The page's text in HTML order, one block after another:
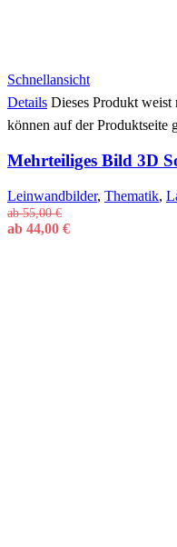
Schnellansicht
Details Dieses Produkt weist
können auf der Produktseite
Mehrteiliges Bild 3D
Leinwandbilder, Thematik,
ab55,00€
ab 44,00 €